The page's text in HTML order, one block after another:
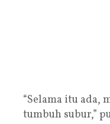
“Selama itu ada,
tumbuh subur,”